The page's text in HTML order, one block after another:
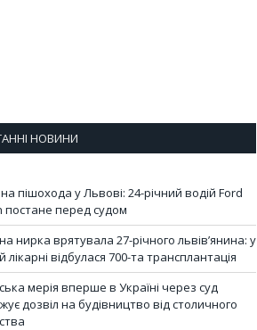
НОВИНИ
пішохода у Львові: 24-річний водій Ford
постане перед судом
нирка врятувала 27-річного львів’янина: у
лікарні відбулася 700-та трансплантація
мерія вперше в Україні через суд
дозвіл на будівництво від столичного